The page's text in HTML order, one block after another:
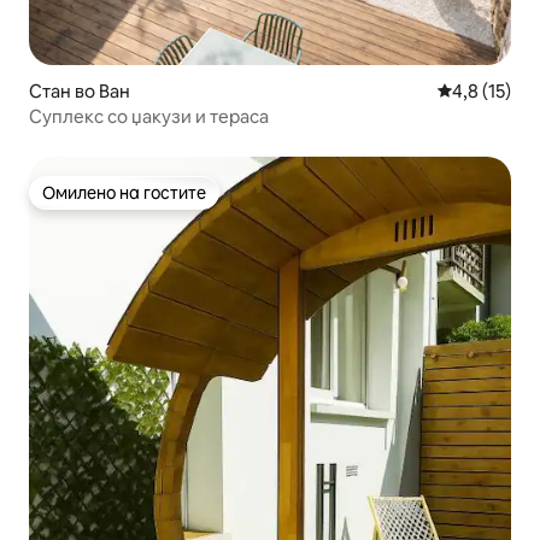
Стан во Ван Просечна
4,8 (15)
Суплекс со џакузи и тераса
Омилено на гостите
Омилено на гостите